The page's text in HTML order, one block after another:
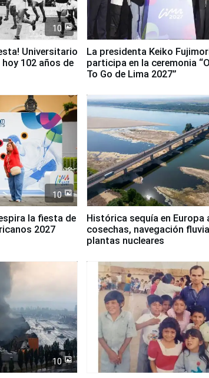
10
Universitario
102 años de
La presidenta Keiko
participa en la ceremonia
To Go de Lima 2027”
10
la fiesta de
2027
Histórica sequía en Europa
cosechas, navegación
plantas nucleares
10